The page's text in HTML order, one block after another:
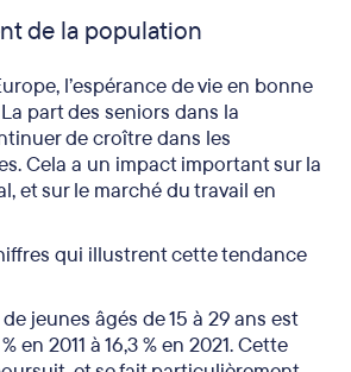
de la population
l’espérance de vie en bonne
part des seniors dans la
de croître dans les
Cela a un impact important sur la
et sur le marché du travail en
qui illustrent cette tendance
jeunes âgés de 15 à 29 ans est
en 2011 à 16,3 % en 2021. Cette